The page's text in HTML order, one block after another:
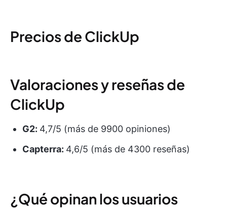
Precios de ClickUp
Valoraciones y reseñas de
ClickUp
G2: 4,7/5 (más de 9900 opiniones)
Capterra: 4,6/5 (más de 4300 reseñas)
¿Qué opinan los usuarios